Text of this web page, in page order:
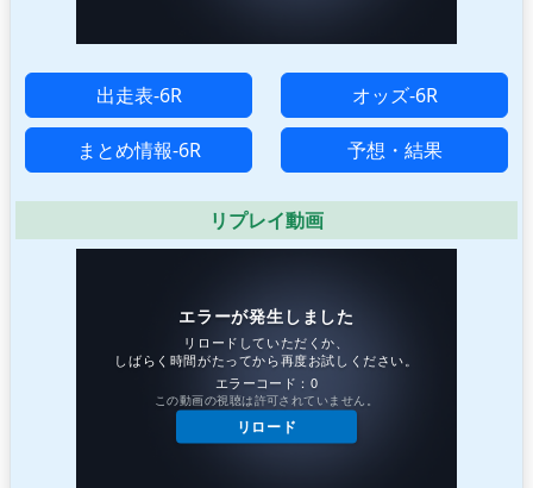
出走表-6R オッズ-6R
まとめ情報-6R 予想・結果
リプレイ動画